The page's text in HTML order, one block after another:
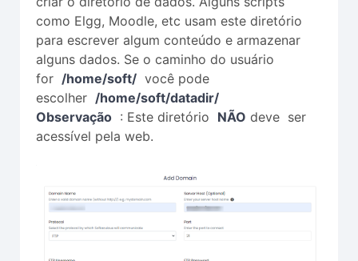
como Elgg, Moodle, etc usam este diretório
para escrever algum conteúdo e armazenar
alguns dados. Se o caminho do usuário
for /home/soft/ você pode
escolher /home/soft/datadir/
Observação : Este diretório NÃO deve ser
acessível pela web.